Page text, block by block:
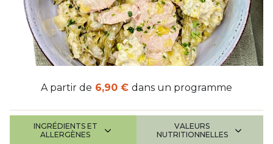
A partir de 6,90 € dans un programme
INGRÉDIENTS ET
ALLERGÈNES
VALEURS
NUTRITIONNELLES